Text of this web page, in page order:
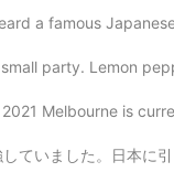
a famous
party. Lemon
Melbourne is
してからというもの、勉強が疎かになって